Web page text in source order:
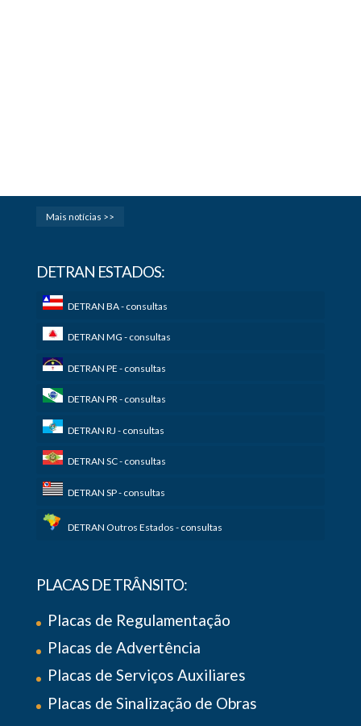
Mais notícias >>
DETRAN ESTADOS:
DETRAN BA - consultas
DETRAN MG - consultas
DETRAN PE - consultas
DETRAN PR - consultas
DETRAN RJ - consultas
DETRAN SC - consultas
DETRAN SP - consultas
DETRAN Outros Estados - consultas
PLACAS DE TRÂNSITO:
Placas de Regulamentação
Placas de Advertência
Placas de Serviços Auxiliares
Placas de Sinalização de Obras